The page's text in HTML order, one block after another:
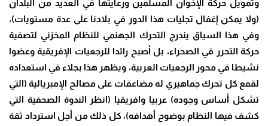
وتمويل حركة الإخوان المسلمين ورعايتها في العديد من البلدان
(ولا يمكن إغفال تجليات هذا الدور في بلادنا على عدة مستويات)،
وفي هذا السياق يندرج التحرك الجهنمي للنظام المخزني لتصفية
حركة التحرر في الصحراء، بل أصبح رائدا للرجعيات الإفريقية وعضوا
نشيطا في محور الرجعيات العربية، ويظهر هذا بجلاء في استعداده
لقمع كل تحرك جماهيري له مضاعفات على مصالح الإمبريالية (التي
تشكل أساس وجوده) عربيا وافريقيا (انظر الندوة الصحفية التي
كشف فيها النظام بوضوح أهدافه)، كل ذلك من أجل استرداد ثقة